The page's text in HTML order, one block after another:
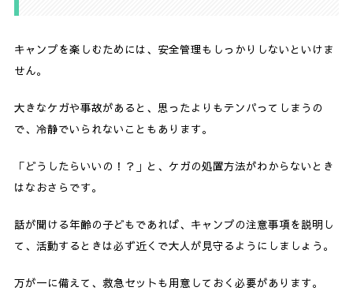
キャンプを楽しむためには、安全管理もしっかりしないといけま
せん。
大きなケガや事故があると、思ったよりもテンパってしまうの
で、冷静でいられないこともあります。
「どうしたらいいの！？」と、ケガの処置方法がわからないとき
はなおさらです。
話が聞ける年齢の子どもであれば、キャンプの注意事項を説明し
て、活動するときは必ず近くで大人が見守るようにしましょう。
万が一に備えて、救急セットも用意しておく必要があります。